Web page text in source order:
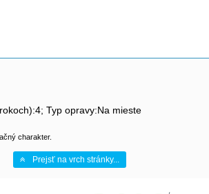
Typ opravy:Na mieste
charakter.
Prejsť na vrch stránky...